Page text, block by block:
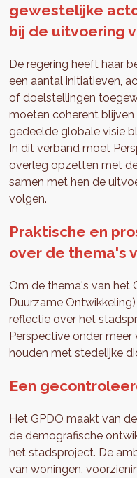
gewestelijke
bij de uitvoering
De regering heeft haar
een aantal initiatieven,
of doelstellingen
moeten coherent
gedeelde globale visie
In dit verband moet
overleg opzetten met
samen met hen de
volgen.
Praktische en
over de thema's
Om de thema's van het
Duurzame
reflectie over het
Perspective onder
houden met stedelijke
Een
Het GPDO maakt van
de demografische
het stadsproject. De
van woningen,